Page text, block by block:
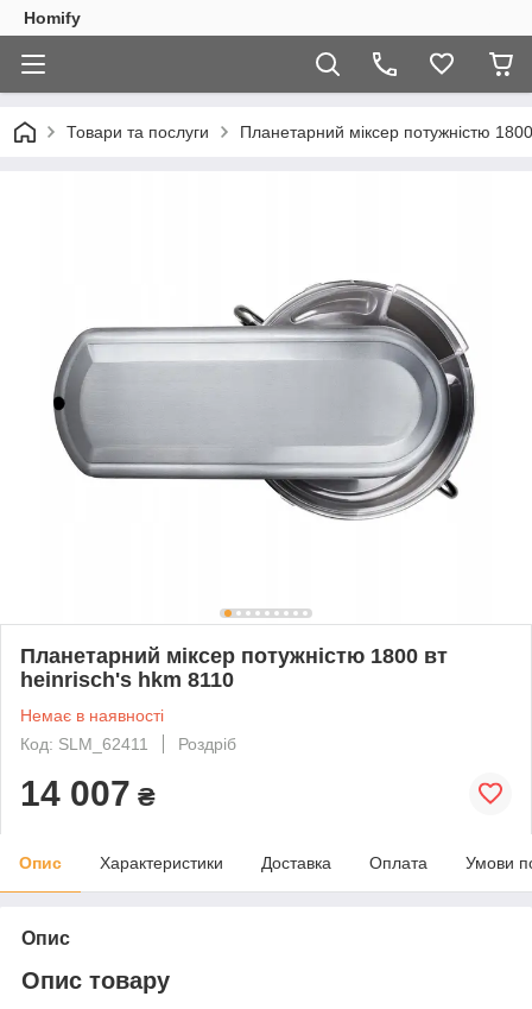
Homify
Товари та послуги Планетарний міксер потужністю
Планетарний міксер потужністю 1800 вт
heinrisch's hkm 8110
Немає в наявності
Код: SLM_62411
Роздріб
14 007 ₴
Опис Характеристики Доставка Оплата Умови
Опис
Опис товару